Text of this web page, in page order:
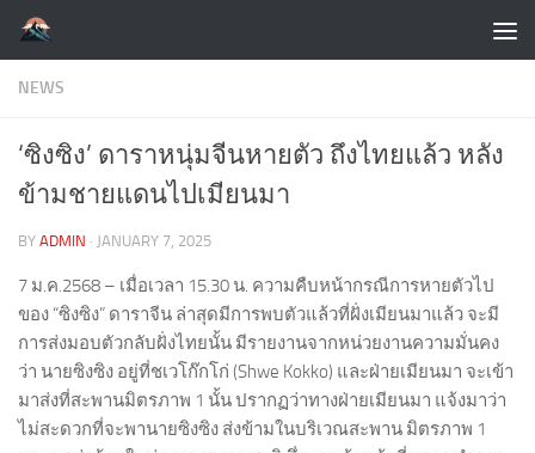
Skip to content
NEWS
‘ซิงซิง’ ดาราหนุ่มจีนหายตัว ถึงไทยแล้ว หลัง
ข้ามชายแดนไปเมียนมา
BY ADMIN · JANUARY 7, 2025
7 ม.ค.2568 – เมื่อเวลา 15.30 น. ความคืบหน้ากรณีการหายตัวไป
ของ “ซิงซิง” ดาราจีน ล่าสุดมีการพบตัวแล้วที่ฝั่งเมียนมาแล้ว จะมี
การส่งมอบตัวกลับฝั่งไทยนั้น มีรายงานจากหน่วยงานความมั่นคง
ว่า นายซิงซิง อยู่ที่ชเวโก๊กโก่ (Shwe Kokko) และฝ่ายเมียนมา จะเข้า
มาส่งที่สะพานมิตรภาพ 1 นั้น ปรากฏว่าทางฝ่ายเมียนมา แจ้งมาว่า
ไม่สะดวกที่จะพานายซิงซิง ส่งข้ามในบริเวณสะพาน มิตรภาพ 1